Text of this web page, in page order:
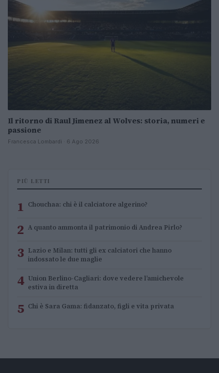
Il ritorno di Raul Jimenez al Wolves: storia, numeri e
passione
Francesca Lombardi · 6 Ago 2026
PIÙ LETTI
1 Chouchaa: chi è il calciatore algerino?
2 A quanto ammonta il patrimonio di Andrea Pirlo?
3 Lazio e Milan: tutti gli ex calciatori che hanno
indossato le due maglie
4 Union Berlino-Cagliari: dove vedere l’amichevole
estiva in diretta
5 Chi è Sara Gama: fidanzato, figli e vita privata